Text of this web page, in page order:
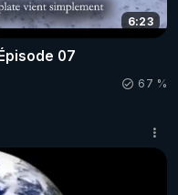
6:23
07
67 %